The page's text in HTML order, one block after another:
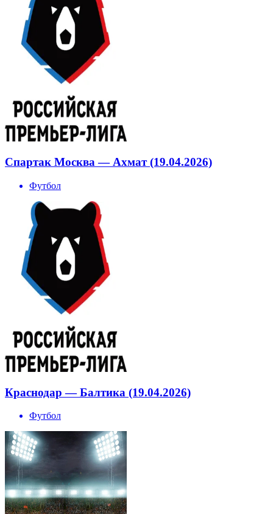
Спартак Москва — Ахмат (19.04.2026)
Футбол
Краснодар — Балтика (19.04.2026)
Футбол